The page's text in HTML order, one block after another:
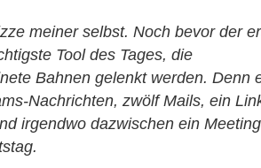
meiner selbst. Noch bevor
das wichtigste Tool des Tages,
Bahnen gelenkt werden.
Teams-Nachrichten, zwölf
wollte, und irgendwo
in meinem ganz normalen